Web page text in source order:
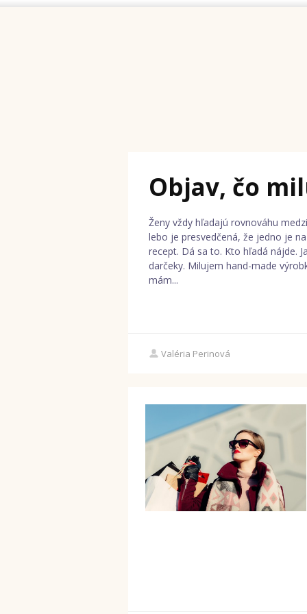
Objav, čo
Ženy vždy hľadajú rovnováhu
lebo je presvedčená, že jedno je
recept. Dá sa to. Kto hľadá nájde.
darčeky. Milujem hand-made
mám...
Valéria Perinová